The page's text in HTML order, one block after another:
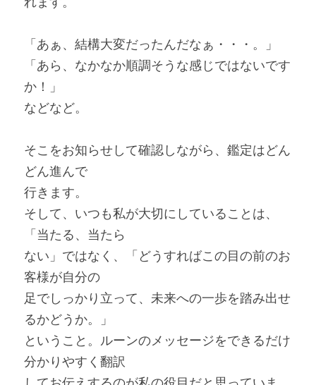
「あぁ、結構大変だったんだなぁ・・・。」
「あら、なかなか順調そうな感じではないです
か！」
などなど。
そこをお知らせして確認しながら、鑑定はどん
どん進んで
行きます。
そして、いつも私が大切にしていることは、
「当たる、当たら
ない」ではなく、「どうすればこの目の前のお
客様が自分の
足でしっかり立って、未来への一歩を踏み出せ
るかどうか。」
ということ。ルーンのメッセージをできるだけ
分かりやすく翻訳